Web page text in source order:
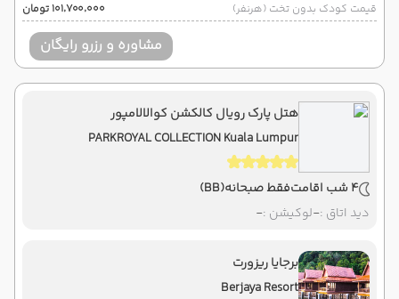
قیمت کودک بدون تخت (هرنفر)
۱۰۱٬۷۰۰٬۰۰۰ تومان
مشاوره و رزرو رایگان
هتل پارک رویال کالکشن کوالالامپور
PARKROYAL COLLECTION Kuala Lumpur
4 شب اقامت فقط صبحانه(BB)
دید اتاق :-لوکیشن :-
برجایا ریزورت
Berjaya Resort